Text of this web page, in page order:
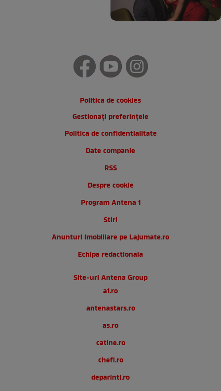
Politica de cookies
Gestionați preferințele
Politica de confidentialitate
Date companie
RSS
Despre cookie
Program Antena 1
Stiri
Anunturi imobiliare pe Lajumate.ro
Echipa redactionala
Site-uri Antena Group
a1.ro
antenastars.ro
as.ro
catine.ro
chefi.ro
deparinti.ro